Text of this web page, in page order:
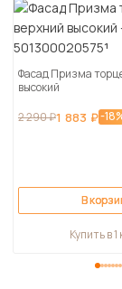
Фасад Призма
высокий
2 290 ₽1 883 ₽-
В
Купить в 1